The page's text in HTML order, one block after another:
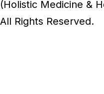
(Holistic Medicine &
All Rights Reserved.